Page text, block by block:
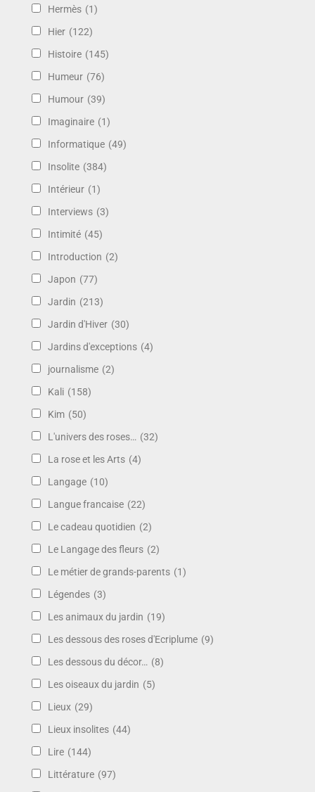
Hermès (1)
Hier (122)
Histoire (145)
Humeur (76)
Humour (39)
Imaginaire (1)
Informatique (49)
Insolite (384)
Intérieur (1)
Interviews (3)
Intimité (45)
Introduction (2)
Japon (77)
Jardin (213)
Jardin d'Hiver (30)
Jardins d'exceptions (4)
journalisme (2)
Kali (158)
Kim (50)
L'univers des roses… (32)
La rose et les Arts (4)
Langage (10)
Langue francaise (22)
Le cadeau quotidien (2)
Le Langage des fleurs (2)
Le métier de grands-parents (1)
Légendes (3)
Les animaux du jardin (19)
Les dessous des roses d'Ecriplume (9)
Les dessous du décor… (8)
Les oiseaux du jardin (5)
Lieux (29)
Lieux insolites (44)
Lire (144)
Littérature (97)